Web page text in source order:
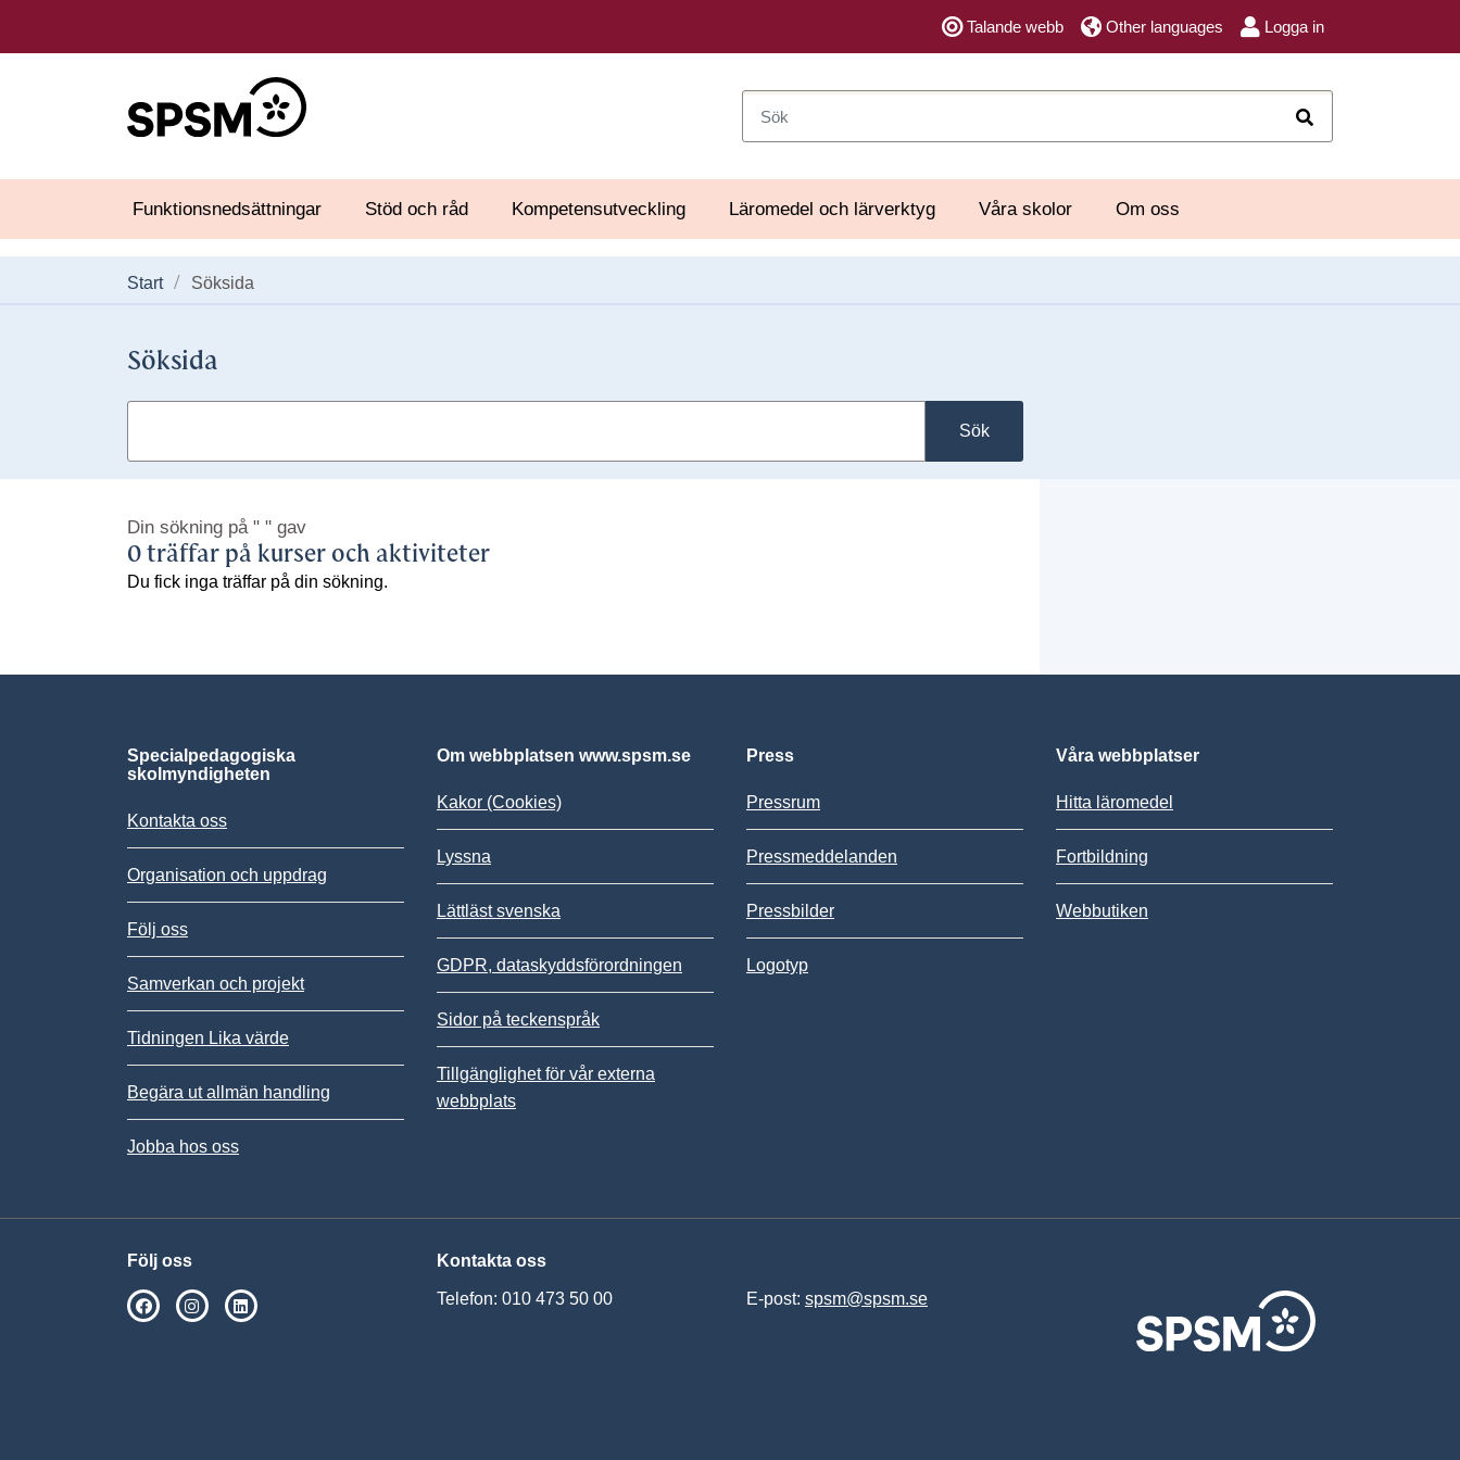
Talande webb Other languages Logga in
Funktionsnedsättningar Stöd och råd Kompetensutveckling Läromedel och lärverktyg Våra skolor Om oss
Start Söksida
Söksida
Sök
Din sökning på " " gav
0 träffar på kurser och aktiviteter
Du fick inga träffar på din sökning.
Specialpedagogiska
skolmyndigheten
Kontakta oss
Organisation och uppdrag
Följ oss
Samverkan och projekt
Tidningen Lika värde
Begära ut allmän handling
Jobba hos oss
Om webbplatsen www.spsm.se
Kakor (Cookies)
Lyssna
Lättläst svenska
GDPR, dataskyddsförordningen
Sidor på teckenspråk
Tillgänglighet för vår externa
webbplats
Press
Pressrum
Pressmeddelanden
Pressbilder
Logotyp
Våra webbplatser
Hitta läromedel
Fortbildning
Webbutiken
Följ oss
SPSM på Facebook
SPSM på Instagram
Kontakta oss
Telefon: 010 473 50 00 E-post: spsm@spsm.se